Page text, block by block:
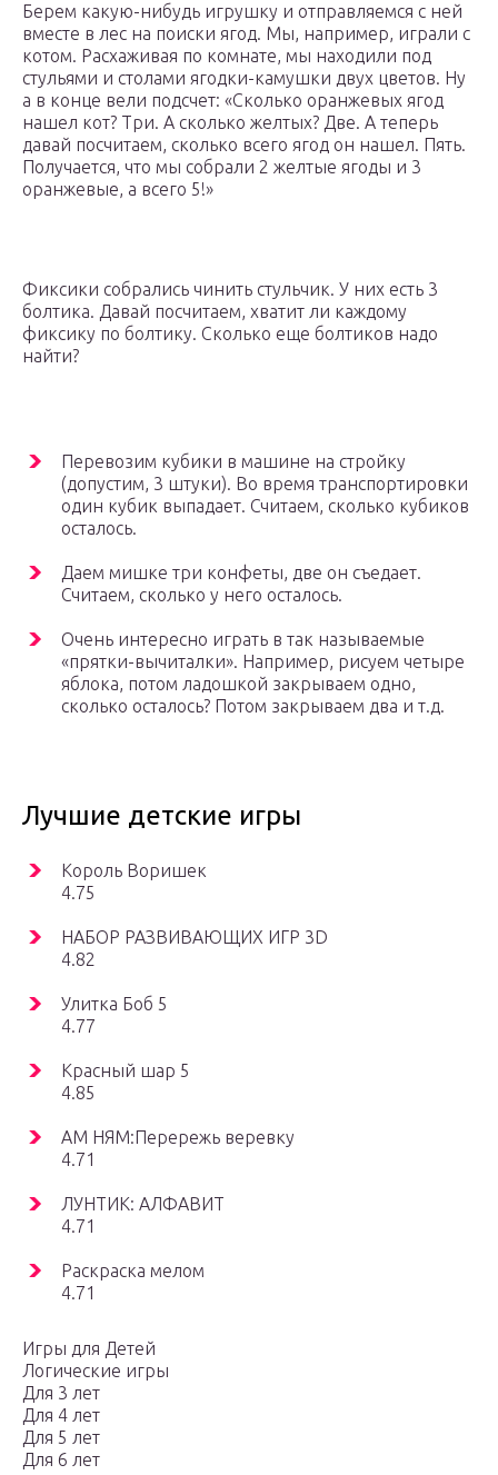
Берем какую-нибудь игрушку и отправляемся с ней
вместе в лес на поиски ягод. Мы, например, играли с
котом. Расхаживая по комнате, мы находили под
стульями и столами ягодки-камушки двух цветов. Ну
а в конце вели подсчет: «Сколько оранжевых ягод
нашел кот? Три. А сколько желтых? Две. А теперь
давай посчитаем, сколько всего ягод он нашел. Пять.
Получается, что мы собрали 2 желтые ягоды и 3
оранжевые, а всего 5!»
Фиксики собрались чинить стульчик. У них есть 3
болтика. Давай посчитаем, хватит ли каждому
фиксику по болтику. Сколько еще болтиков надо
найти?
Перевозим кубики в машине на стройку
(допустим, 3 штуки). Во время транспортировки
один кубик выпадает. Считаем, сколько кубиков
осталось.
Даем мишке три конфеты, две он съедает.
Считаем, сколько у него осталось.
Очень интересно играть в так называемые
«прятки-вычиталки». Например, рисуем четыре
яблока, потом ладошкой закрываем одно,
сколько осталось? Потом закрываем два и т.д.
Лучшие детские игры
Король Воришек
4.75
НАБОР РАЗВИВАЮЩИХ ИГР 3D
4.82
Улитка Боб 5
4.77
Красный шар 5
4.85
АМ НЯМ:Перережь веревку
4.71
ЛУНТИК: АЛФАВИТ
4.71
Раскраска мелом
4.71
Игры для Детей
Логические игры
Для 3 лет
Для 4 лет
Для 5 лет
Для 6 лет